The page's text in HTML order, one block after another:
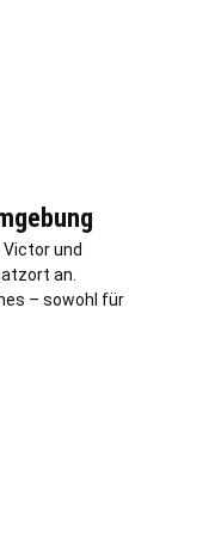
und
an.
– sowohl für